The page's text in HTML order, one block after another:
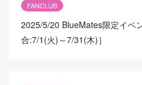
FANCLUB
2025/5/20 BlueMates限定イベ
合:7/1(火)～7/31(木)］